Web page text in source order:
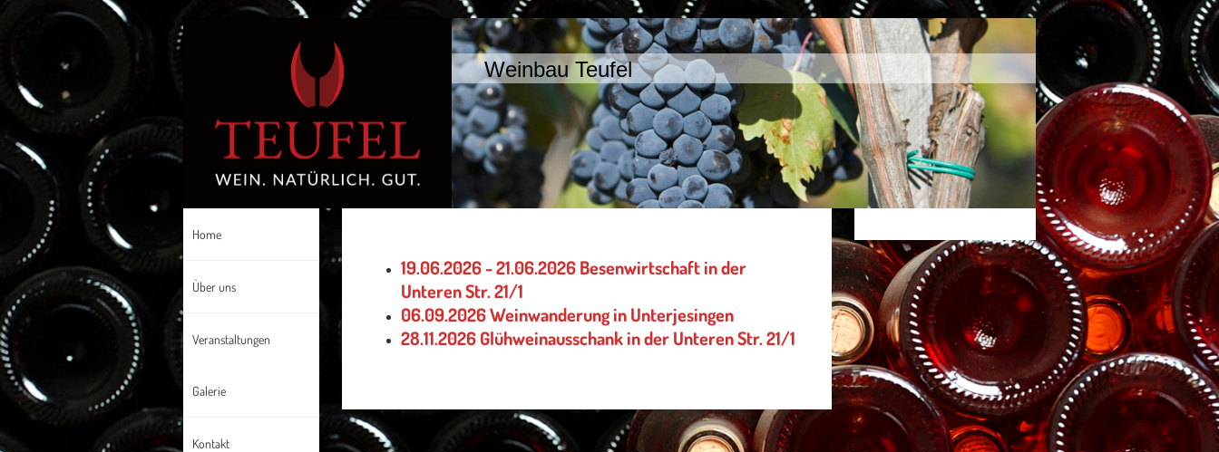
Weinbau Teufel
Home
Über uns
Veranstaltungen
Galerie
Kontakt
19.06.2026 - 21.06.2026 Besenwirtschaft in der
Unteren Str. 21/1
06.09.2026 Weinwanderung in Unterjesingen
28.11.2026 Glühweinausschank in der Unteren Str. 21/1